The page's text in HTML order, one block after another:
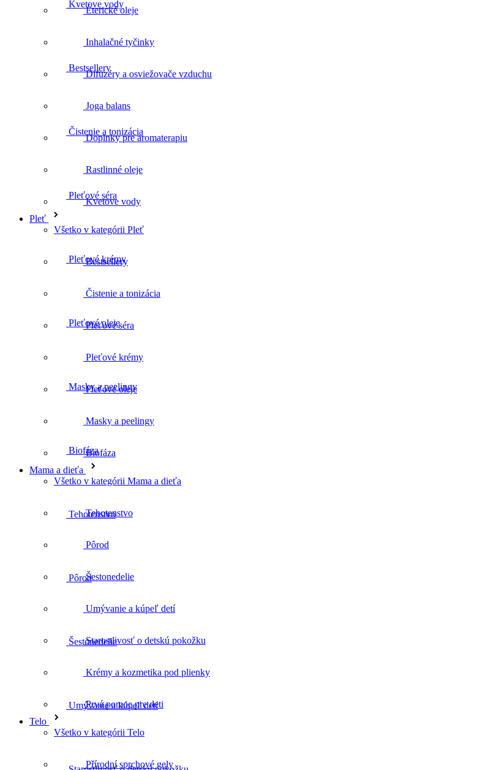
Bestsellery
Čistenie a tonizácia
Pleťové séra
Pleťové krémy
Tehotenstvo
Éterické oleje
Inhalačné tyčinky
Difuzéry a osviežovače vzduchu
Joga balans
Doplnky pre aromaterapiu
Rastlinné oleje
Kvetove vody
Pleť
Všetko v kategórii Pleť
Bestsellery
Čistenie a tonizácia
Pleťové séra
Pleťové krémy
Pleťové oleje
Masky a peelingy
Biofáza
Mama a dieťa
Všetko v kategórii Mama a dieťa
Tehotenstvo
Pôrod
Šestonedelie
Umývanie a kúpeľ detí
Starostlivosť o detskú pokožku
Krémy a kozmetika pod plienky
Prvá pomoc pre deti
Telo
Všetko v kategórii Telo
Přírodní sprchové gely